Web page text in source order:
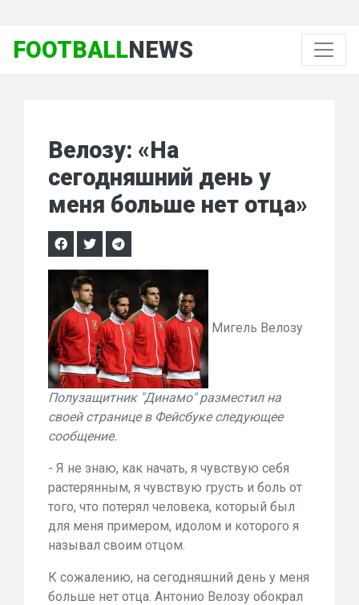
FOOTBALLNEWS
Велозу: «На
сегодняшний день у
меня больше нет отца»
Мигель Велозу
Полузащитник "Динамо" разместил на
своей странице в Фейсбуке следующее
сообщение.
- Я не знаю, как начать, я чувствую себя
растерянным, я чувствую грусть и боль от
того, что потерял человека, который был
для меня примером, идолом и которого я
называл своим отцом.
К сожалению, на сегодняшний день у меня
больше нет отца. Антонио Велозу обокрал